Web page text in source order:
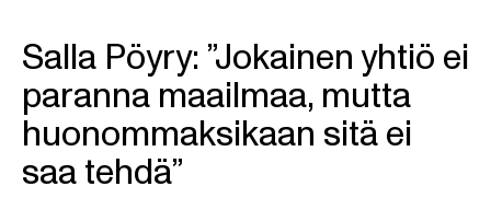
Salla Pöyry: ”Jokainen yhtiö ei
paranna maailmaa, mutta
huonommaksikaan sitä ei
saa tehdä”